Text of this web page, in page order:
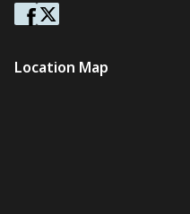
Location Map